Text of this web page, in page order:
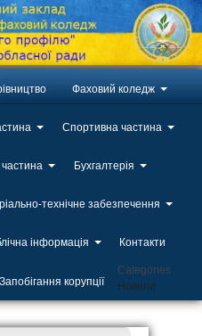
Фаховий коледж
Спортивна частина
Бухгалтерія
технічне забезпечення
інформація Контакти
Запобігання корупції
Categories
Новини